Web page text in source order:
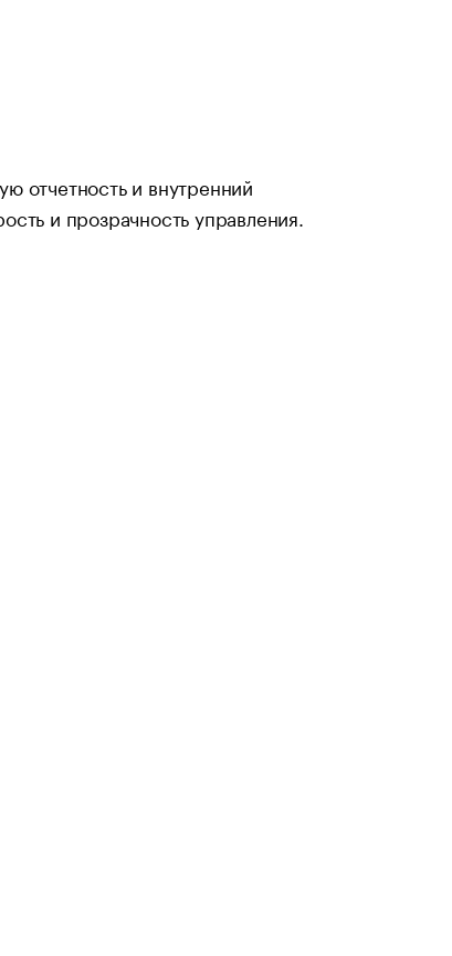
отчетность и внутренний
и прозрачность управления.